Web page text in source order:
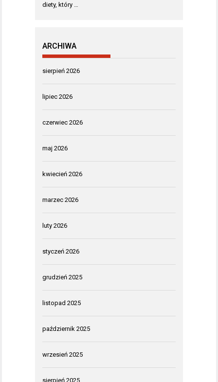
diety, który …
ARCHIWA
sierpień 2026
lipiec 2026
czerwiec 2026
maj 2026
kwiecień 2026
marzec 2026
luty 2026
styczeń 2026
grudzień 2025
listopad 2025
październik 2025
wrzesień 2025
sierpień 2025